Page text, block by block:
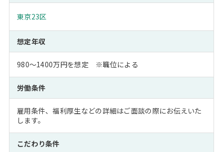
東京23区
想定年収
980～1400万円を想定 ※職位による
労働条件
雇用条件、福利厚生などの詳細はご面談の際にお伝えいた
します。
こだわり条件